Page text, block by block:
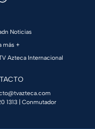
Noticias
más +
Azteca Internacional
1313 | Conmutador